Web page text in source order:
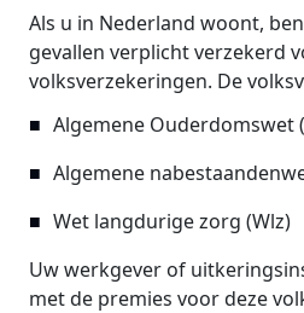
Als u in Nederland woont,
gevallen verplicht verzekerd
volksverzekeringen. De
Algemene Ouderdomswet
Algemene
Wet langdurige zorg (Wlz)
Uw werkgever of
met de premies voor deze